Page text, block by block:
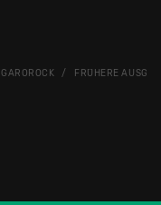
GAROROCK FRÜHERE